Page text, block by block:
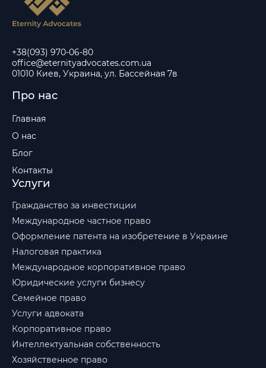
+38(093) 970-06-80
office@eternityadvocates.com.ua
01010 Киев, Украина, ул. Бассейная 7в
Про нас
Главная
О нас
Блог
Контакты
Услуги
Гражданство за инвестиции
Международное частное право
Оформление патента на изобретение в Украине
Налоговая практика
Международное корпоративное право
Юридические услуги бизнесу
Семейное право
Услуги адвоката
Корпоративное право
Интеллектуальная собственность
Хозяйственное право